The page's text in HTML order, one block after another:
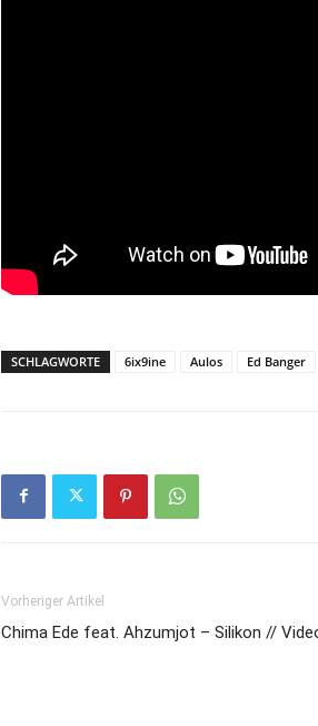
SCHLAGWORTE 6ix9ine Aulos Ed Banger
Vorheriger Artikel
Chima Ede feat. Ahzumjot – Silikon //